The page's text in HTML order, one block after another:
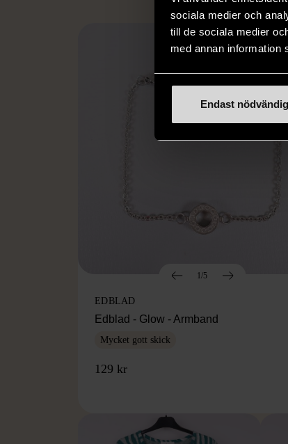
sociala medier och
till de sociala medier
med annan information
Endast
1/5
EDBLAD
Edblad - Glow - Armband
Mycket gott skick
129 kr